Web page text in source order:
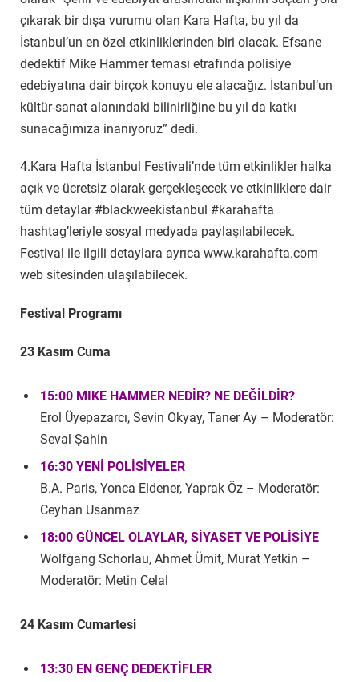
çıkarak bir dışa vurumu olan Kara Hafta, bu yıl da
İstanbul’un en özel etkinliklerinden biri olacak. Efsane
dedektif Mike Hammer teması etrafında polisiye
edebiyatına dair birçok konuyu ele alacağız. İstanbul’un
kültür-sanat alanındaki bilinirliğine bu yıl da katkı
sunacağımıza inanıyoruz” dedi.
4.Kara Hafta İstanbul Festivali’nde tüm etkinlikler halka
açık ve ücretsiz olarak gerçekleşecek ve etkinliklere dair
tüm detaylar #blackweekistanbul #karahafta
hashtag’leriyle sosyal medyada paylaşılabilecek.
Festival ile ilgili detaylara ayrıca www.karahafta.com
web sitesinden ulaşılabilecek.
Festival Programı
23 Kasım Cuma
15:00 MIKE HAMMER NEDİR? NE DEĞİLDİR?
Erol Üyepazarcı, Sevin Okyay, Taner Ay – Moderatör:
Seval Şahin
16:30 YENİ POLİSİYELER
B.A. Paris, Yonca Eldener, Yaprak Öz – Moderatör:
Ceyhan Usanmaz
18:00 GÜNCEL OLAYLAR, SİYASET VE POLİSİYE
Wolfgang Schorlau, Ahmet Ümit, Murat Yetkin –
Moderatör: Metin Celal
24 Kasım Cumartesi
13:30 EN GENÇ DEDEKTİFLER